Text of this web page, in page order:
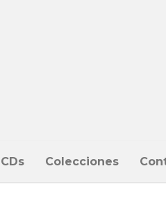
CDs Colecciones